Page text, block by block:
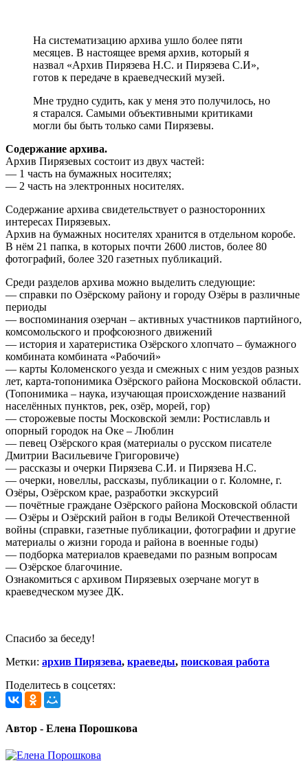
На систематизацию архива ушло более пяти
месяцев. В настоящее время архив, который я
назвал «Архив Пирязева Н.С. и Пирязева С.И»,
готов к передаче в краеведческий музей.
Мне трудно судить, как у меня это получилось, но
я старался. Самыми объективными критиками
могли бы быть только сами Пирязевы.
Содержание архива.
Архив Пирязевых состоит из двух частей:
— 1 часть на бумажных носителях;
— 2 часть на электронных носителях.
Содержание архива свидетельствует о разносторонних
интересах Пирязевых.
Архив на бумажных носителях хранится в отдельном коробе.
В нём 21 папка, в которых почти 2600 листов, более 80
фотографий, более 320 газетных публикаций.
Среди разделов архива можно выделить следующие:
— справки по Озёрскому району и городу Озёры в различные
периоды
— воспоминания озерчан – активных участников партийного,
комсомольского и профсоюзного движений
— история и харатеристика Озёрского хлопчато – бумажного
комбината комбината «Рабочий»
— карты Коломенского уезда и смежных с ним уездов разных
лет, карта-топонимика Озёрского района Московской области.
(Топонимика – наука, изучающая происхождение названий
населённых пунктов, рек, озёр, морей, гор)
— сторожевые посты Московской земли: Ростиславль и
опорный городок на Оке – Люблин
— певец Озёрского края (материалы о русском писателе
Дмитрии Васильевиче Григоровиче)
— рассказы и очерки Пирязева С.И. и Пирязева Н.С.
— очерки, новеллы, рассказы, публикации о г. Коломне, г.
Озёры, Озёрском крае, разработки экскурсий
— почётные граждане Озёрского района Московской области
— Озёры и Озёрский район в годы Великой Отечественной
войны (справки, газетные публикации, фотографии и другие
материалы о жизни города и района в военные годы)
— подборка материалов краеведами по разным вопросам
— Озёрское благочиние.
Ознакомиться с архивом Пирязевых озерчане могут в
краеведческом музее ДК.
Спасибо за беседу!
Метки: архив Пирязева, краеведы, поисковая работа
Поделитесь в соцсетях:
Автор - Елена Порошкова